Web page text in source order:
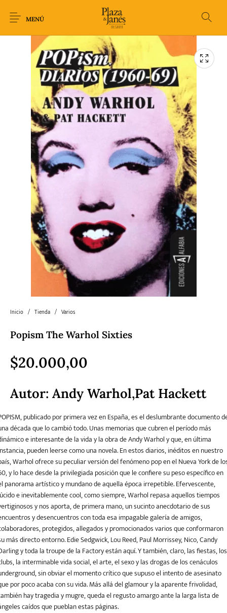
MENÚ
Novedades Arqueología Arte Biografía
Ciencia Crimen Thriller Ecolibros
Fantasía Ficción Filosofía Gastronomía
Historia Horror
Humor gráfico-
Literatura infantil
Literatura juvenil
Literatura
universal y Clásicos
Pedagogía Poesía
Inicio / Tienda / Varios
Popism The Warhol Sixties
$20.000,00
Autor: Andy Warhol,Pat Hackett
publicado por primera vez en España, es el deslumbrante documento
década que lo cambió todo. Unas memorias que cubren el período más
e interesante de la vida y la obra de Andy Warhol y que, en última
pueden leerse como una novela. En estos diarios, inéditos en nuestro
Warhol ofrece su peculiar versión del fenómeno pop en el Nueva York de
y lo hace desde la privilegiada posición que le confiere su peso específico en
panorama artístico y mundano de aquella época irrepetible. Efervescente,
e inevitablemente cool, como siempre, Warhol repasa aquellos tiempos
y nos aporta, de primera mano, un sucinto anecdotario de sus
y desencuentros con toda esa impagable galería de amigos,
protegidos, allegados y promocionados varios que conformaron
más directo entorno. Edie Sedgwick, Lou Reed, Paul Morrissey, Nico, Candy
y toda la troupe de la Factory están aquí. Y también, claro, las fiestas, los
la interminable vida social, el arte, el sexo y las drogas de los cenáculos
sin obviar el momento crítico que supuso el intento de asesinato
por poco acaba con su vida. Más allá del glamour y la aparente frivolidad,
hay tragedia y mugre, queda el regusto amargo ante la larga lista de
caídos que pueblan estas páginas.